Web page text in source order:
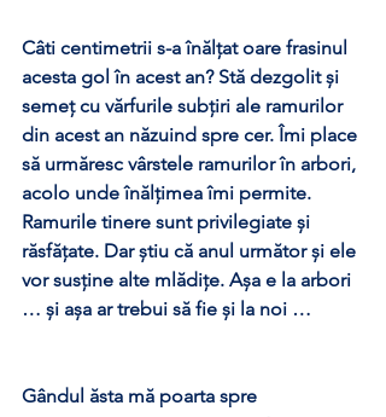
Câti centimetrii s-a înălțat oare frasinul
acesta gol în acest an? Stă dezgolit și
semeț cu vărfurile subțiri ale ramurilor
din acest an năzuind spre cer. Îmi place
să urmăresc vârstele ramurilor în arbori,
acolo unde înălțimea îmi permite.
Ramurile tinere sunt privilegiate și
răsfățate. Dar știu că anul următor și ele
vor susține alte mlădițe. Așa e la arbori
… și așa ar trebui să fie și la noi …
Gândul ăsta mă poarta spre